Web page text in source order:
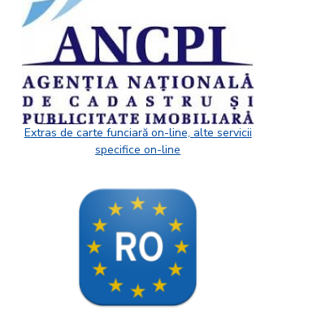
Extras de carte funciară on-line, alte servicii
specifice on-line